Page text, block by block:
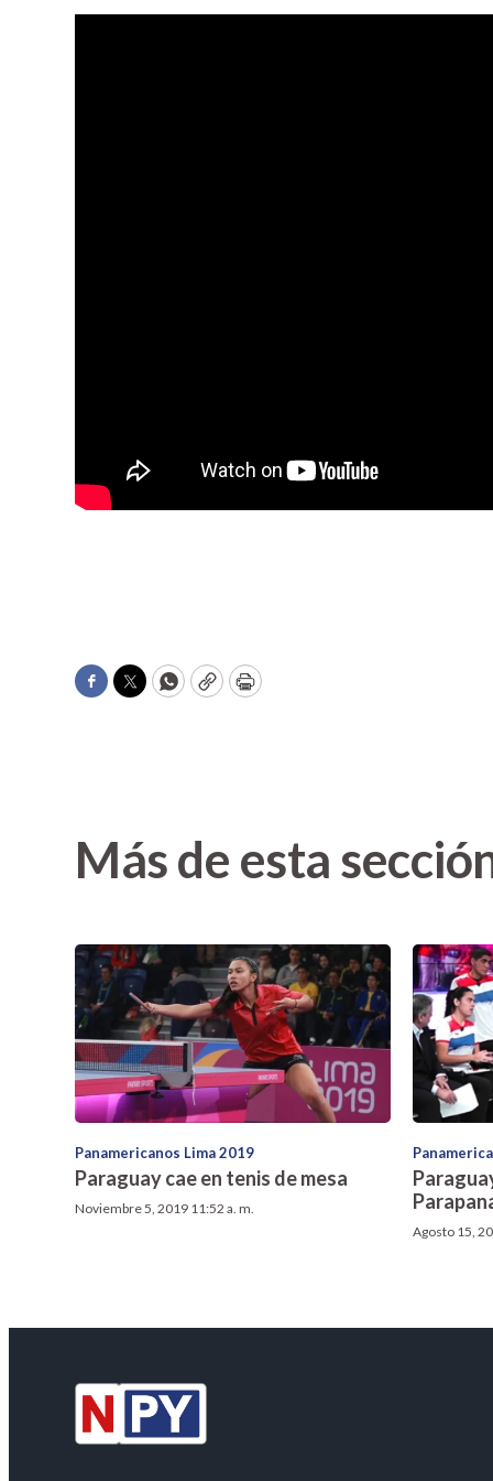
Facebook
TwitterWhatsApp
CopyPrint
Más de esta
Panamericanos Lima 2019
Paraguay cae en tenis de mesa
Noviembre 5, 2019 11:52 a. m.
Agosto 15,